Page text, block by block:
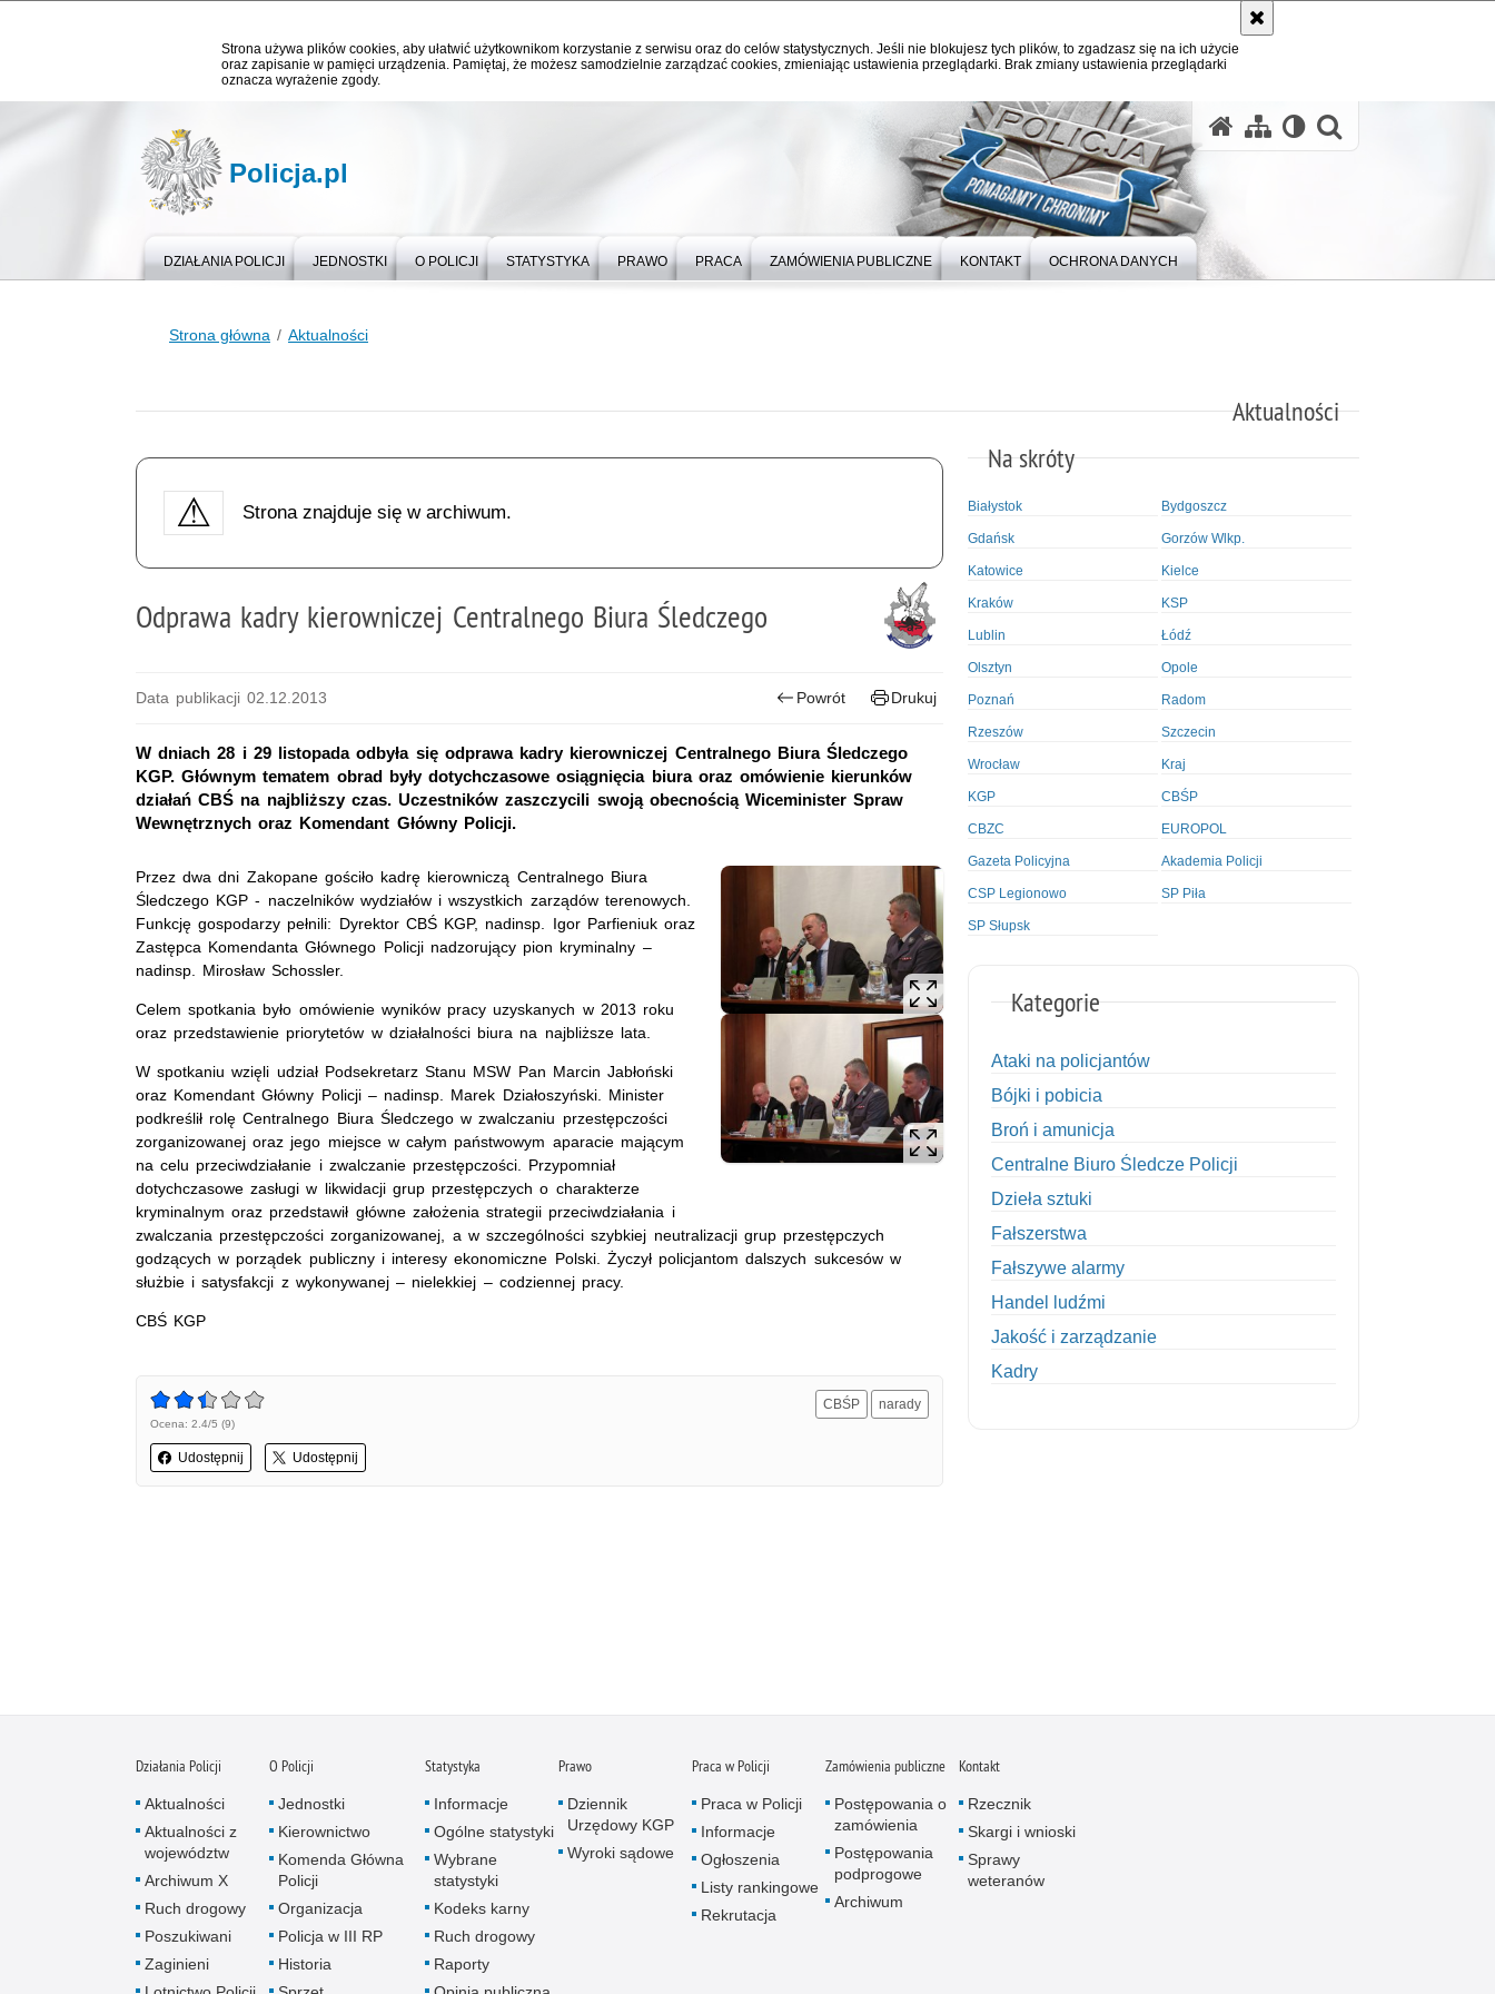
Strona używa plików cookies, aby ułatwić użytkownikom korzystanie z serwisu oraz do celów statystycznych. Jeśli nie blokujesz tych plików, to zgadzasz się na ich użycie
oraz zapisanie w pamięci urządzenia. Pamiętaj, że możesz samodzielnie zarządzać cookies, zmieniając ustawienia przeglądarki. Brak zmiany ustawienia przeglądarki
oznacza wyrażenie zgody.
Policja.pl
DZIAŁANIA POLICJI JEDNOSTKI O POLICJI STATYSTYKA PRAWO PRACA ZAMÓWIENIA PUBLICZNE KONTAKT OCHRONA DANYCH
Strona główna Aktualności
Aktualności
Strona znajduje się w archiwum.
Odprawa kadry kierowniczej Centralnego Biura Śledczego
Data publikacji 02.12.2013 Powrót Drukuj
W dniach 28 i 29 listopada odbyła się odprawa kadry kierowniczej Centralnego Biura Śledczego
KGP. Głównym tematem obrad były dotychczasowe osiągnięcia biura oraz omówienie kierunków
działań CBŚ na najbliższy czas. Uczestników zaszczycili swoją obecnością Wiceminister Spraw
Wewnętrznych oraz Komendant Główny Policji.
Przez dwa dni Zakopane gościło kadrę kierowniczą Centralnego Biura
Śledczego KGP - naczelników wydziałów i wszystkich zarządów terenowych.
Funkcję gospodarzy pełnili: Dyrektor CBŚ KGP, nadinsp. Igor Parfieniuk oraz
Zastępca Komendanta Głównego Policji nadzorujący pion kryminalny –
nadinsp. Mirosław Schossler.
Celem spotkania było omówienie wyników pracy uzyskanych w 2013 roku
oraz przedstawienie priorytetów w działalności biura na najbliższe lata.
W spotkaniu wzięli udział Podsekretarz Stanu MSW Pan Marcin Jabłoński
oraz Komendant Główny Policji – nadinsp. Marek Działoszyński. Minister
podkreślił rolę Centralnego Biura Śledczego w zwalczaniu przestępczości
zorganizowanej oraz jego miejsce w całym państwowym aparacie mającym
na celu przeciwdziałanie i zwalczanie przestępczości. Przypomniał
dotychczasowe zasługi w likwidacji grup przestępczych o charakterze
kryminalnym oraz przedstawił główne założenia strategii przeciwdziałania i
zwalczania przestępczości zorganizowanej, a w szczególności szybkiej neutralizacji grup przestępczych
godzących w porządek publiczny i interesy ekonomiczne Polski. Życzył policjantom dalszych sukcesów w
służbie i satysfakcji z wykonywanej – nielekkiej – codziennej pracy.
CBŚ KGP
Ocena: 2.4/5 (9)
Udostępnij Udostępnij
CBŚP narady
Na skróty
Białystok Bydgoszcz
Gdańsk Gorzów Wlkp.
Katowice Kielce
Kraków KSP
Lublin Łódź
Olsztyn Opole
Poznań Radom
Rzeszów Szczecin
Wrocław Kraj
KGP CBŚP
CBZC EUROPOL
Gazeta Policyjna Akademia Policji
CSP Legionowo SP Piła
SP Słupsk
Kategorie
Ataki na policjantów
Bójki i pobicia
Broń i amunicja
Centralne Biuro Śledcze Policji
Dzieła sztuki
Fałszerstwa
Fałszywe alarmy
Handel ludźmi
Jakość i zarządzanie
Kadry
Nietrzeźwi opiekunowie
Nietrzeźwi pracownicy
Działania Policji
Aktualności
Aktualności z
województw
Archiwum X
Ruch drogowy
Poszukiwani
Zaginieni
O Policji
Jednostki
Kierownictwo
Komenda Główna
Policji
Organizacja
Policja w III RP
Historia
Statystyka
Informacje
Ogólne statystyki
Wybrane
statystyki
Kodeks karny
Ruch drogowy
Raporty
Prawo
Dziennik
Urzędowy KGP
Wyroki sądowe
Praca w Policji
Praca w Policji
Informacje
Ogłoszenia
Listy rankingowe
Rekrutacja
Zamówienia publiczne
Postępowania o
zamówienia
Postępowania
podprogowe
Archiwum
Kontakt
Rzecznik
Skargi i wnioski
Sprawy
weteranów